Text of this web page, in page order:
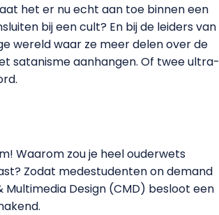
het er nu echt aan toe binnen een
bij een cult? En bij de leiders van
wereld waar ze meer delen over de
satanisme aanhangen. Of twee ultra-
Waarom zou je heel ouderwets
Zodat medestudenten on demand
Design (CMD) besloot een